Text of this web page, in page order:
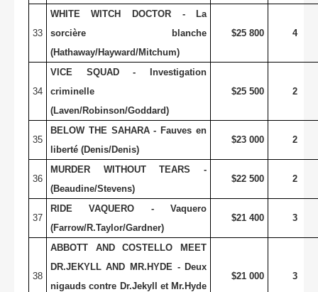
33
WHITE WITCH DOCTOR - La
sorcière blanche
(Hathaway/Hayward/Mitchum)
$25 800 4
34
VICE SQUAD - Investigation
criminelle
(Laven/Robinson/Goddard)
$25 500 2
35
BELOW THE SAHARA - Fauves en
liberté (Denis/Denis)
$23 000 2
36
MURDER WITHOUT TEARS -
(Beaudine/Stevens)
$22 500 2
37
RIDE VAQUERO - Vaquero
(Farrow/R.Taylor/Gardner)
$21 400 3
38
ABBOTT AND COSTELLO MEET
DR.JEKYLL AND MR.HYDE - Deux
nigauds contre Dr.Jekyll et Mr.Hyde
$21 000 3